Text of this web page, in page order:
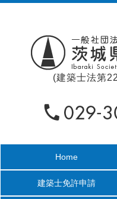
(建築士法第
Home
建築士免許申請